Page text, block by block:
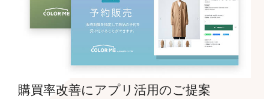
購買率改善にアプリ活用のご提案